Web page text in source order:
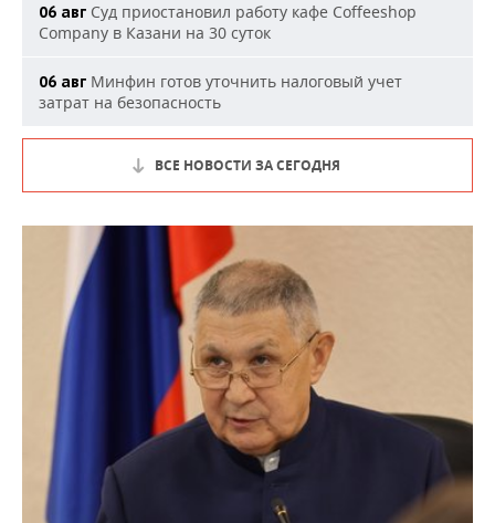
06 авг Суд приостановил работу кафе Coffeeshop
Company в Казани на 30 суток
06 авг Минфин готов уточнить налоговый учет
затрат на безопасность
ВСЕ НОВОСТИ ЗА СЕГОДНЯ